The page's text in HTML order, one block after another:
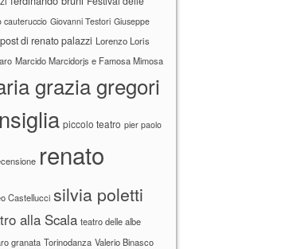
cauteruccio Giovanni Testori Giuseppe
di renato palazzi Lorenzo Loris
Marcido Marcidorjs e Famosa Mimosa
grazia gregori
piccolo teatro pier paolo
renato
Castellucci silvia poletti
alla Scala teatro delle albe
granata Torinodanza Valerio Binasco